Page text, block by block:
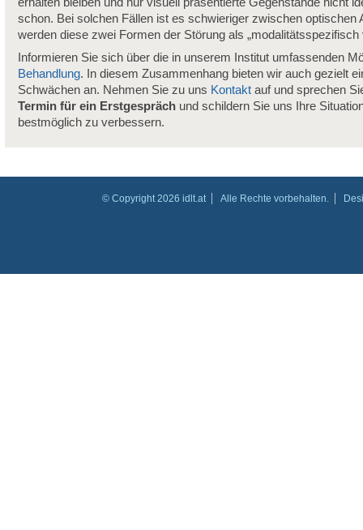
erhalten bleiben und nur visuell präsentierte Gegenstände nicht
schon. Bei solchen Fällen ist es schwieriger zwischen
werden diese zwei Formen der Störung als
Informieren Sie sich über die in unserem Institut umfassenden
Behandlung. In diesem Zusammenhang bieten wir auch gezielt
Schwächen an. Nehmen Sie zu uns Kontaktauf und sprechen
Termin für ein Erstgesprächund schildern Sie uns Ihre
bestmöglich zu verbessern.
© Copyright 2026 idlt.at Alle Rechte vorbehalten.